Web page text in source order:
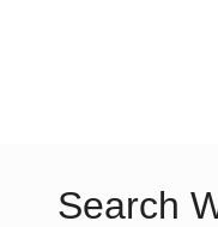
Search